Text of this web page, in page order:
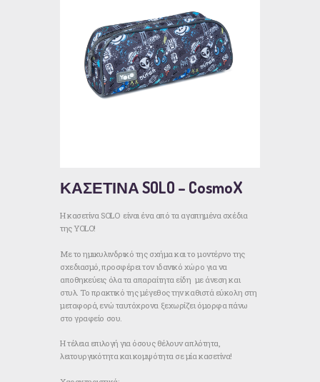
ΚΑΣΕΤΙΝΑ SOLO – CosmoX
Η κασετίνα SOLO είναι ένα από τα αγαπημένα σχέδια
της YOLO!
Με το ημικυλινδρικό της σχήμα και το μοντέρνο της
σχεδιασμό, προσφέρει τον ιδανικό χώρο για να
αποθηκεύεις όλα τα απαραίτητα είδη με άνεση και
στυλ. Το πρακτικό της μέγεθος την καθιστά εύκολη στη
μεταφορά, ενώ ταυτόχρονα ξεχωρίζει όμορφα πάνω
στο γραφείο σου.
Η τέλεια επιλογή για όσους θέλουν απλότητα,
λειτουργικότητα και κομψότητα σε μία κασετίνα!